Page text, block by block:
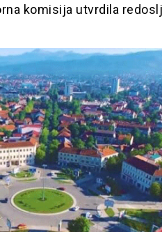
komisija utvrdila